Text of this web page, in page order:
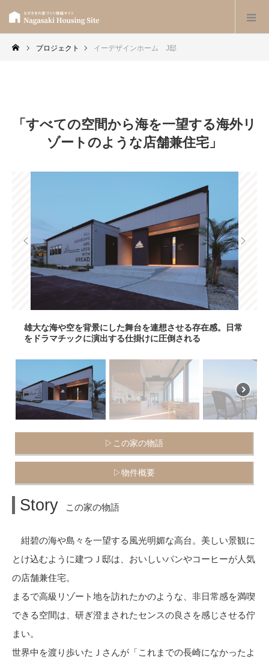
プロジェクト イーデザインホーム J邸
「すべての空間から海を一望する海外リ
ゾートのような店舗兼住宅」
雄大な海や空を背景にした舞台を連想させる存在感。日常
をドラマチックに演出する仕掛けに圧倒される
▷この家の物語
▷物件概要
Story この家の物語
紺碧の海や島々を一望する風光明媚な高台。美しい景観に
とけ込むように建つＪ邸は、おいしいパンやコーヒーが人気
の店舗兼住宅。
まるで高級リゾート地を訪れたかのような、非日常感を満喫
できる空間は、研ぎ澄まされたセンスの良さを感じさせる佇
まい。
世界中を渡り歩いたＪさんが「これまでの長崎になかったよ